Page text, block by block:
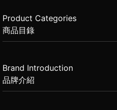
Product Categories
商品目錄
Brand Introduction
品牌介紹